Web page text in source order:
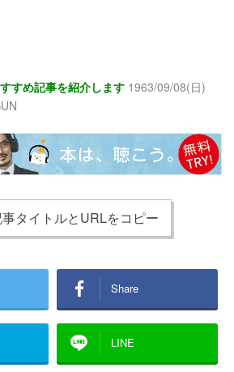
すめ記事を紹介します 1963/09/08(日)
タイトルとURLをコピー
Share
LINE